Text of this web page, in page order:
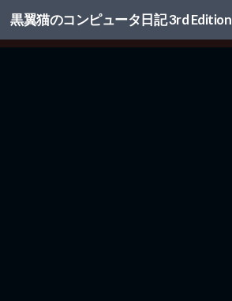
コンテンツへスキップ
黒翼猫のコンピュータ日記 3rd Edition